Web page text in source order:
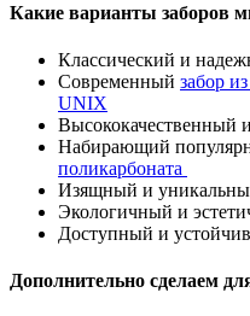
Какие варианты заборов
Классический и
Современный забор
UNIX
Высококачественный
Набирающий
поликарбоната
Изящный и
Экологичный и
Доступный и
Дополнительно сделаем